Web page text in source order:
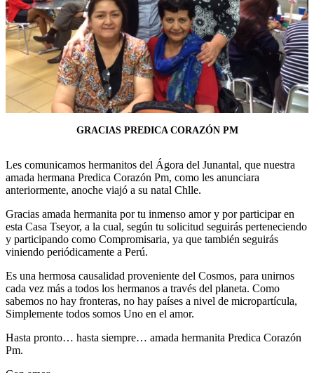
GRACIAS PREDICA CORAZÓN PM
Les comunicamos hermanitos del Ágora del Junantal, que nuestra
amada hermana Predica Corazón Pm, como les anunciara
anteriormente, anoche viajó a su natal Chlle.
Gracias amada hermanita por tu inmenso amor y por participar en
esta Casa Tseyor, a la cual, según tu solicitud seguirás perteneciendo
y participando como Compromisaria, ya que también seguirás
viniendo periódicamente a Perú.
Es una hermosa causalidad proveniente del Cosmos, para unirnos
cada vez más a todos los hermanos a través del planeta. Como
sabemos no hay fronteras, no hay países a nivel de micropartícula,
Simplemente todos somos Uno en el amor.
Hasta pronto… hasta siempre… amada hermanita Predica Corazón
Pm.